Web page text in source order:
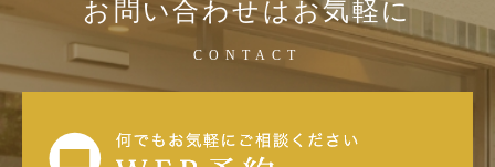
お問い合わせはお気軽に
CONTACT